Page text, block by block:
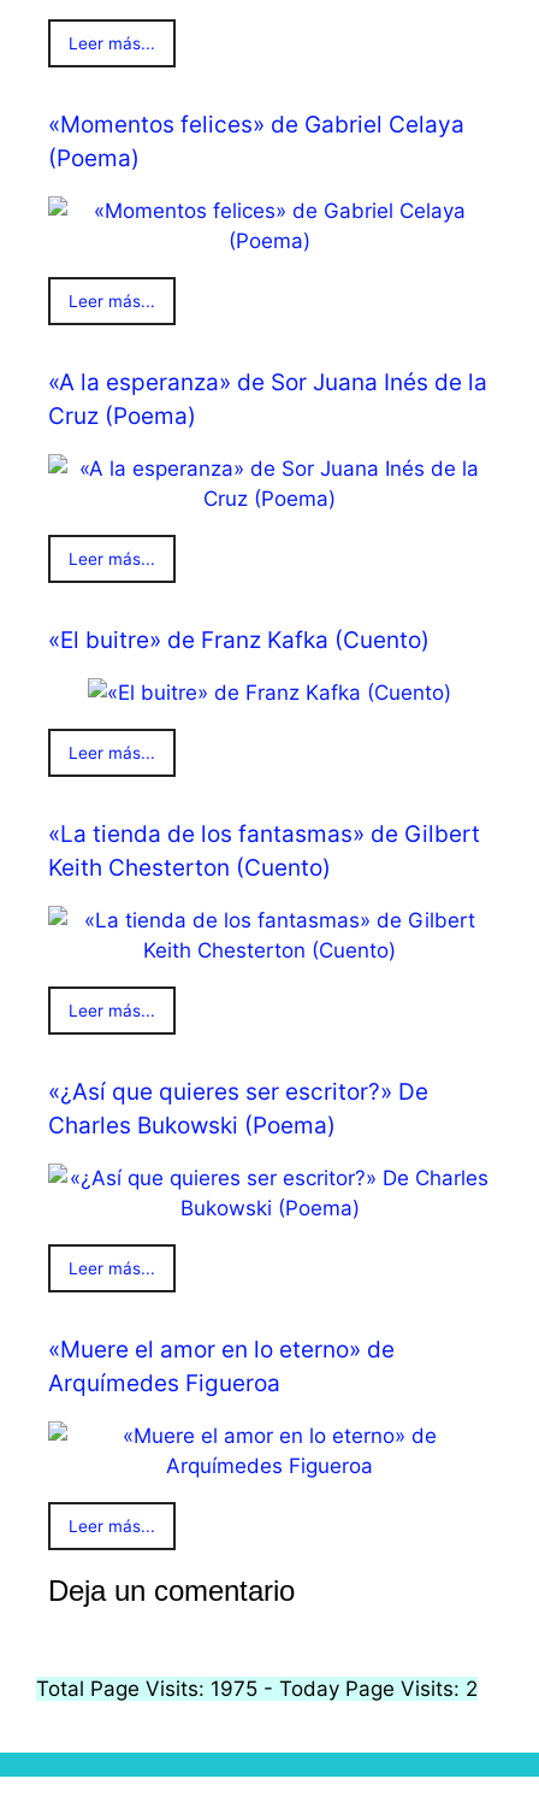
Leer más...
«Momentos felices» de Gabriel Celaya
(Poema)
Leer más...
«A la esperanza» de Sor Juana Inés de la
Cruz (Poema)
Leer más...
«El buitre» de Franz Kafka (Cuento)
Leer más...
«La tienda de los fantasmas» de Gilbert
Keith Chesterton (Cuento)
Leer más...
«¿Así que quieres ser escritor?» De
Charles Bukowski (Poema)
Leer más...
«Muere el amor en lo eterno» de
Arquímedes Figueroa
Leer más...
Deja un comentario
Total Page Visits: 1975 - Today Page Visits: 2